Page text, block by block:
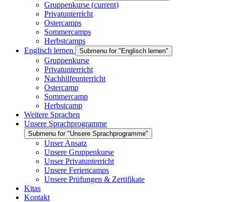
Gruppenkurse (current)
Privatunterricht
Ostercamps
Sommercamps
Herbstcamps
Englisch lernen
Submenu for "Englisch lernen"
Gruppenkurse
Privatunterricht
Nachhilfeunterricht
Ostercamp
Sommercamp
Herbstcamp
Weitere Sprachen
Unsere Sprachprogramme
Submenu for "Unsere Sprachprogramme"
Unser Ansatz
Unsere Gruppenkurse
Unser Privatunterricht
Unsere Feriencamps
Unsere Prüfungen & Zertifikate
Kitas
Kontakt